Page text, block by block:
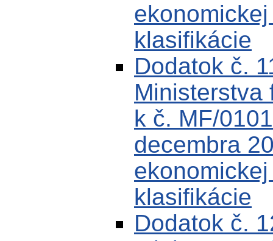
klasifikácie
Dodatok č.
Ministerstva
k č. MF/
decembra
klasifikácie
Dodatok č.